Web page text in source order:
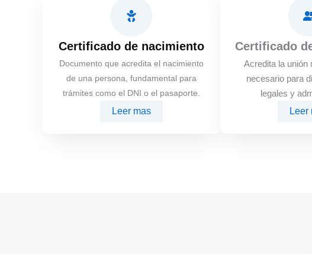
Certificado de nacimiento
Documento que acredita el nacimiento
de una persona, fundamental para
trámites como el DNI o el pasaporte.
Leer mas
Certificado
Acredita la unión
necesario para
legales y
Leer